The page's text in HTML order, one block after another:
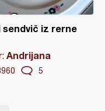
sendvič iz rerne
Andrijana
5